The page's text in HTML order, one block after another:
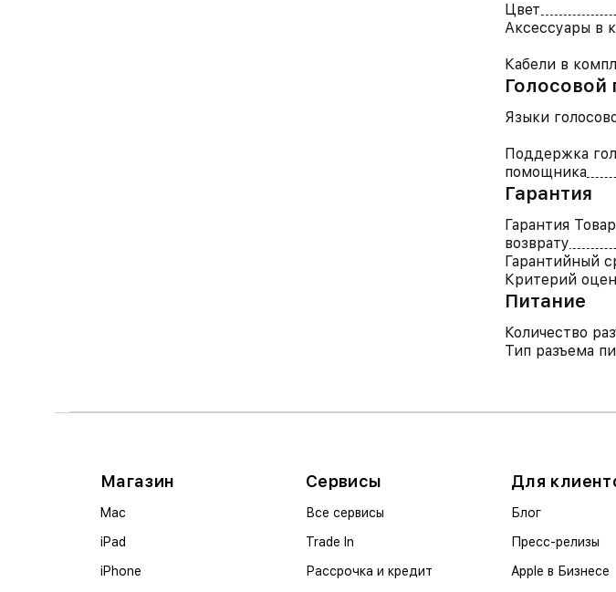
Цвет
Аксессуары в
Кабели в
Языки
Поддержка
помощника
Гарантия
Гарантия
возврату
Гарантийный
Критерий
Питание
Количество
Тип разъема
Магазин
Mac
iPad
iPhone
Сервисы
Все сервисы
Trade In
Рассрочка и кредит
Для
Блог
Пресс-релизы
Apple в Бизнесе